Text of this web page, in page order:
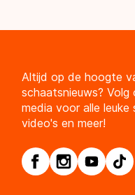
Altijd op de hoogte
schaatsnieuws?
media voor alle
video's en meer!